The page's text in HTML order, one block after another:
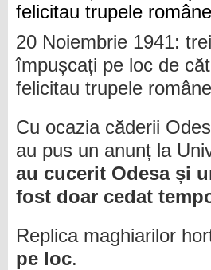
20 Noiembrie 1941:
împușcați pe loc de
felicitau trupele
Cu ocazia căderii
au pus un anunț la
au cucerit Odesa și
fost doar cedat
Replica maghiarilor
pe loc.